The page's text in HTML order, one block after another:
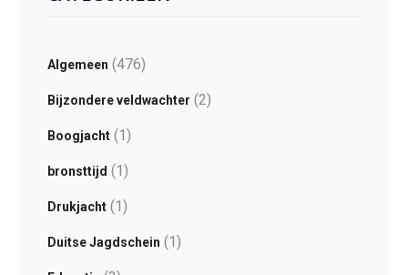
Algemeen (476)
Bijzondere veldwachter (2)
Boogjacht(1)
bronsttijd (1)
Drukjacht(1)
Duitse Jagdschein (1)